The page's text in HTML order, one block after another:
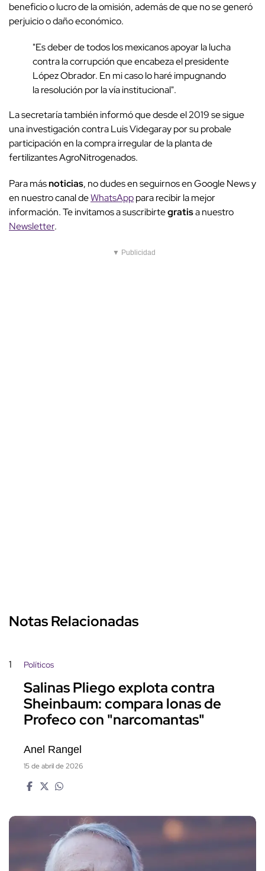
beneficio o lucro de la omisión, además de que no se generó
perjuicio o daño económico.
"Es deber de todos los mexicanos apoyar la lucha
contra la corrupción que encabeza el presidente
López Obrador. En mi caso lo haré impugnando
la resolución por la vía institucional".
La secretaría también informó que desde el 2019 se sigue
una investigación contra Luis Videgaray por su probale
participación en la compra irregular de la planta de
fertilizantes AgroNitrogenados.
Para másnoticias, no dudes en seguirnos en Google News y
en nuestro canal deWhatsApppara recibir la mejor
información. Te invitamos a suscribirtegratisa nuestro
Newsletter.
▼ Publicidad
Notas Relacionadas
1 Políticos
Salinas Pliego explota contra
Sheinbaum: compara lonas de
Profeco con "narcomantas"
Anel Rangel
15 de abril de 2026